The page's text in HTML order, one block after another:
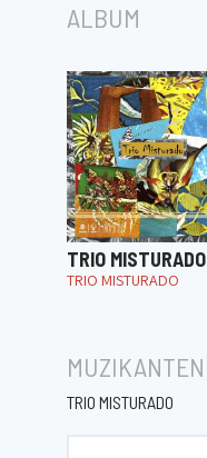
ALBUM
TRIO MISTURADO
TRIO MISTURADO
MUZIKANTEN
TRIO MISTURADO